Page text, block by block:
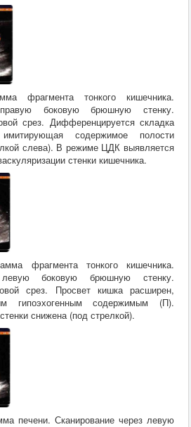
фрагмента тонкого кишечника.
боковую брюшную стенку.
срез. Дифференцируется складка
содержимое полости
слева). В режиме ЦДК выявляется
стенки кишечника.
фрагмента тонкого кишечника.
левую боковую брюшную стенку.
срез. Просвет кишка расширен,
гипоэхогенным содержимым (П).
снижена (под стрелкой).
печени. Сканирование через левую